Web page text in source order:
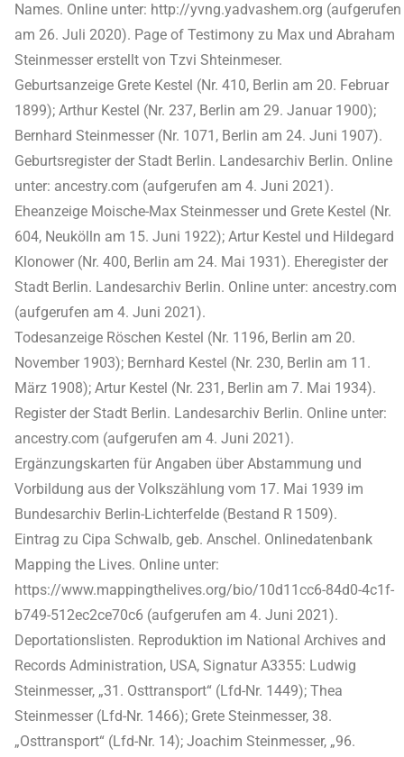
Names. Online unter: http://yvng.yadvashem.org (aufgerufen
am 26. Juli 2020). Page of Testimony zu Max und Abraham
Steinmesser erstellt von Tzvi Shteinmeser.
Geburtsanzeige Grete Kestel (Nr. 410, Berlin am 20. Februar
1899); Arthur Kestel (Nr. 237, Berlin am 29. Januar 1900);
Bernhard Steinmesser (Nr. 1071, Berlin am 24. Juni 1907).
Geburtsregister der Stadt Berlin. Landesarchiv Berlin. Online
unter: ancestry.com (aufgerufen am 4. Juni 2021).
Eheanzeige Moische-Max Steinmesser und Grete Kestel (Nr.
604, Neukölln am 15. Juni 1922); Artur Kestel und Hildegard
Klonower (Nr. 400, Berlin am 24. Mai 1931). Eheregister der
Stadt Berlin. Landesarchiv Berlin. Online unter: ancestry.com
(aufgerufen am 4. Juni 2021).
Todesanzeige Röschen Kestel (Nr. 1196, Berlin am 20.
November 1903); Bernhard Kestel (Nr. 230, Berlin am 11.
März 1908); Artur Kestel (Nr. 231, Berlin am 7. Mai 1934).
Register der Stadt Berlin. Landesarchiv Berlin. Online unter:
ancestry.com (aufgerufen am 4. Juni 2021).
Ergänzungskarten für Angaben über Abstammung und
Vorbildung aus der Volkszählung vom 17. Mai 1939 im
Bundesarchiv Berlin-Lichterfelde (Bestand R 1509).
Eintrag zu Cipa Schwalb, geb. Anschel. Onlinedatenbank
Mapping the Lives. Online unter:
https://www.mappingthelives.org/bio/10d11cc6-84d0-4c1f-
b749-512ec2ce70c6 (aufgerufen am 4. Juni 2021).
Deportationslisten. Reproduktion im National Archives and
Records Administration, USA, Signatur A3355: Ludwig
Steinmesser, „31. Osttransport“ (Lfd-Nr. 1449); Thea
Steinmesser (Lfd-Nr. 1466); Grete Steinmesser, 38.
„Osttransport“ (Lfd-Nr. 14); Joachim Steinmesser, „96.